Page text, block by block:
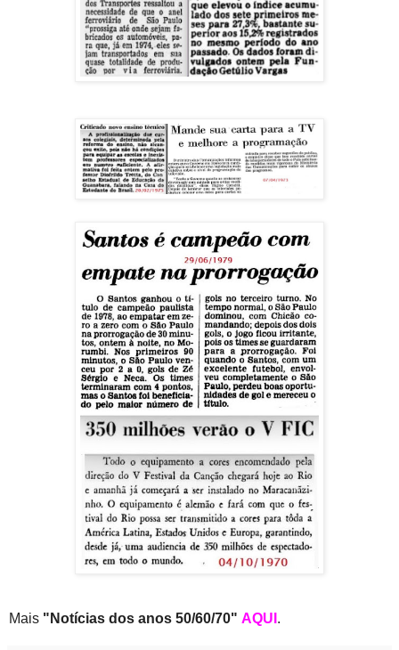
Mais "Notícias dos anos 50/60/70" AQUI .